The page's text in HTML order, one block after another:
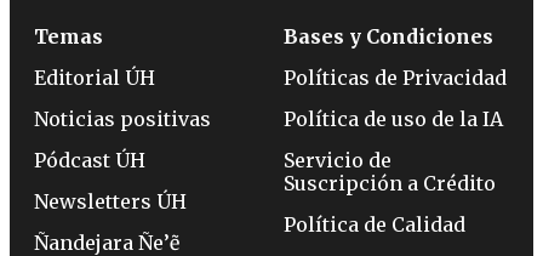
Temas
Editorial ÚH
Noticias positivas
Pódcast ÚH
Newsletters ÚH
Ñandejara Ñe’ẽ
Bases y Condiciones
Políticas de Privacidad
Política de uso de la IA
Servicio de
Suscripción a Crédito
Política de Calidad